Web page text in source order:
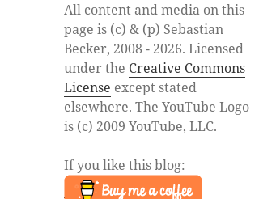
All content and media on this
page is (c) & (p) Sebastian
Becker, 2008 - 2026. Licensed
under the Creative Commons
License except stated
elsewhere. The YouTube Logo
is (c) 2009 YouTube, LLC.
If you like this blog: